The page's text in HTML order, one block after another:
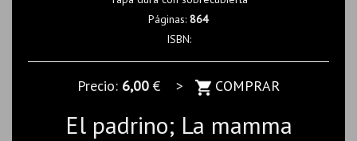
Páginas: 864
ISBN:
Precio: 6,00€ > COMPRAR
El padrino; La mamma